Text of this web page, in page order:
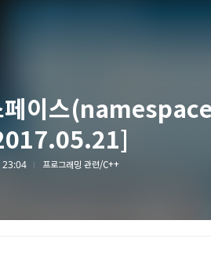
페이스
프로그래밍 관련/C++